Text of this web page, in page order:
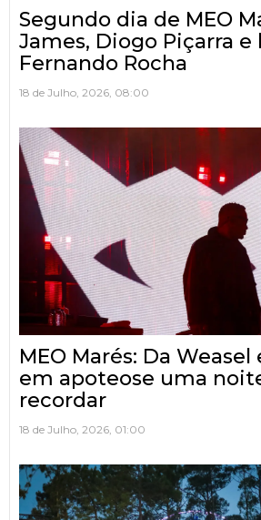
Segundo dia de MEO
James, Diogo Piçarra
Fernando Rocha
18 de Julho, 2026, 08:00
MEO Marés: Da
em apoteose uma
recordar
18 de Julho, 2026, 01:00